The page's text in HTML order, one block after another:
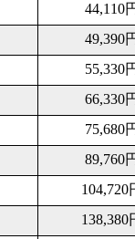
44,110
49,390
55,330
66,330
75,680
89,760
104,720
138,380